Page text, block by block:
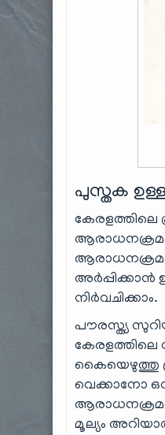
പുസ്തക
കേരളത്തിലെ
ആരാധനക്രമം
അർപ്പിക്കാൻ
നിർവചിക്കാം.
പൗരസ്ത്യ
കൈയെഴുത്തു
വെക്കാനോ
മൂല്യം